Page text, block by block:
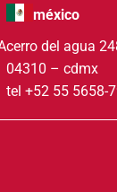
méxico
cerro del agua
04310 – cdmx
tel +52 55 5658-